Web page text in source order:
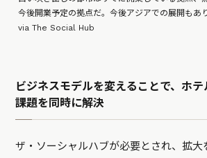
今後開業予定の拠点だ。今後アジアでの展開もあ
via The Social Hub
ビジネスモデルを変えることで、ホ
課題を同時に解決
ザ・ソーシャルハブが必要とされ、拡大